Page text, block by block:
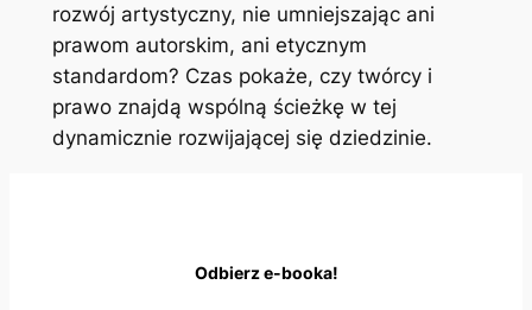
rozwój artystyczny, nie umniejszając ani
prawom autorskim, ani etycznym
standardom? Czas pokaże, czy twórcy i
prawo znajdą wspólną ścieżkę w tej
dynamicznie rozwijającej się dziedzinie.
Odbierz e-booka!